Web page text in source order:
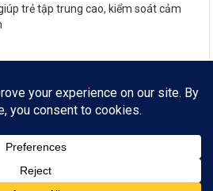
trẻ tập trung cao, kiểm soát cảm
loạt tính năng đón Tết Ất Tỵ cho 77,6
* SỔ TAY CÔNG NGHỆ * EMAIL: